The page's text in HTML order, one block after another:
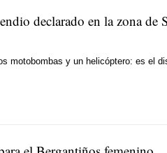
declarado en la zona de
motobombas y un helicóptero: es el